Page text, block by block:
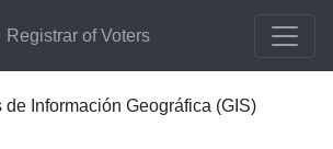
Registrar of Voters
de Información Geográfica (GIS)